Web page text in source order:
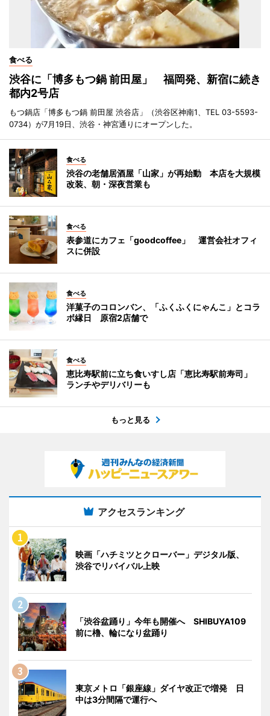
食べる
渋谷に「博多もつ鍋 前田屋」 福岡発、新宿に続き
都内2号店
もつ鍋店「博多もつ鍋 前田屋 渋谷店」（渋谷区神南1、TEL 03-5593-
0734）が7月19日、渋谷・神宮通りにオープンした。
食べる
渋谷の老舗居酒屋「山家」が再始動 本店を大規模
改装、朝・深夜営業も
食べる
表参道にカフェ「goodcoffee」 運営会社オフィ
スに併設
食べる
洋菓子のコロンバン、「ふくふくにゃんこ」とコラ
ボ縁日 原宿2店舗で
食べる
恵比寿駅前に立ち食いすし店「恵比寿駅前寿司」
ランチやデリバリーも
もっと見る
アクセスランキング
映画「ハチミツとクローバー」デジタル版、
渋谷でリバイバル上映
「渋谷盆踊り」今年も開催へ SHIBUYA109
前に櫓、輪になり盆踊り
東京メトロ「銀座線」ダイヤ改正で増発 日
中は3分間隔で運行へ